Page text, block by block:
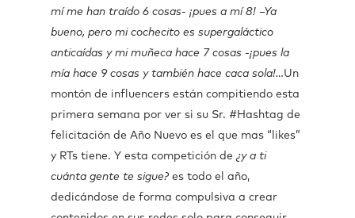
mí me han traído 6 cosas- ¡pues a mí 8! –Ya
bueno, pero mi cochecito es supergaláctico
anticaídas y mi muñeca hace 7 cosas -¡pues la
mía hace 9 cosas y también hace caca sola!…Un
montón de influencers están compitiendo esta
primera semana por ver si su Sr. #Hashtag de
felicitación de Año Nuevo es el que mas “likes”
y RTs tiene. Y esta competición de ¿y a ti
cuánta gente te sigue? es todo el año,
dedicándose de forma compulsiva a crear